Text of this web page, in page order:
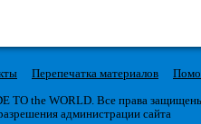
Перепечатка материалов
TO the WORLD. Все права
администрации сайта